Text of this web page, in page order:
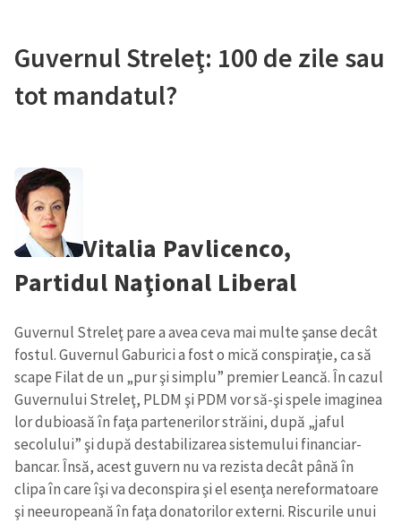
Guvernul Streleţ: 100 de zile sau
tot mandatul?
Vitalia Pavlicenco,
Partidul Naţional Liberal
Guvernul Streleţ pare a avea ceva mai multe şanse decât
fostul. Guvernul Gaburici a fost o mică conspiraţie, ca să
scape Filat de un „pur şi simplu” premier Leancă. În cazul
Guvernului Streleţ, PLDM şi PDM vor să-şi spele imaginea
lor dubioasă în faţa partenerilor străini, după „jaful
secolului” şi după destabilizarea sistemului financiar-
bancar. Însă, acest guvern nu va rezista decât până în
clipa în care îşi va deconspira şi el esenţa nereformatoare
şi neeuropeană în faţa donatorilor externi. Riscurile unui